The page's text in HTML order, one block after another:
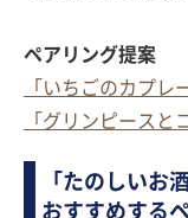
ペアリング提案
「いちごのカプレ
「グリンピースと
「たのしいお
おすすめする